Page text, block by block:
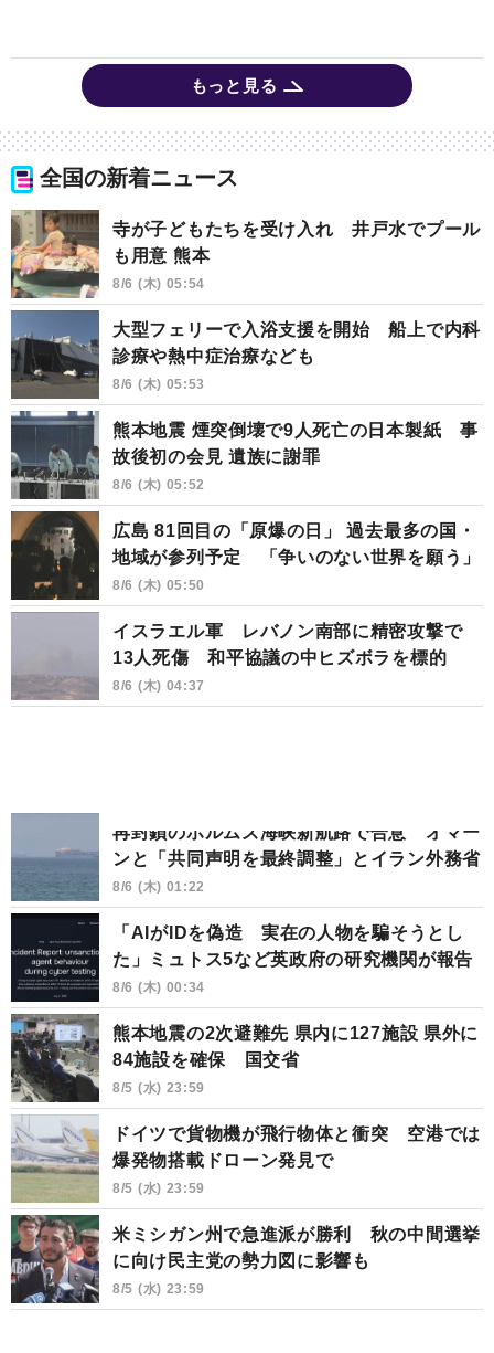
もっと見る
全国の新着ニュース
寺が子どもたちを受け入れ 井戸水でプール
も用意 熊本
8/6 (木) 05:54
大型フェリーで入浴支援を開始 船上で内科
診療や熱中症治療なども
8/6 (木) 05:53
熊本地震 煙突倒壊で9人死亡の日本製紙 事
故後初の会見 遺族に謝罪
8/6 (木) 05:52
広島 81回目の「原爆の日」 過去最多の国・
地域が参列予定 「争いのない世界を願う」
8/6 (木) 05:50
イスラエル軍 レバノン南部に精密攻撃で
13人死傷 和平協議の中ヒズボラを標的
8/6 (木) 04:37
再封鎖のホルムズ海峡新航路で合意 オマー
ンと「共同声明を最終調整」とイラン外務省
8/6 (木) 01:22
「AIがIDを偽造 実在の人物を騙そうとし
た」ミュトス5など英政府の研究機関が報告
8/6 (木) 00:34
熊本地震の2次避難先 県内に127施設 県外に
84施設を確保 国交省
8/5 (水) 23:59
ドイツで貨物機が飛行物体と衝突 空港では
爆発物搭載ドローン発見で
8/5 (水) 23:59
米ミシガン州で急進派が勝利 秋の中間選挙
に向け民主党の勢力図に影響も
8/5 (水) 23:59